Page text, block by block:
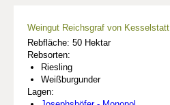
Weingut Reichsgraf von Kesselstatt
Rebfläche: 50 Hektar
Rebsorten:
Riesling
Weißburgunder
Lagen: